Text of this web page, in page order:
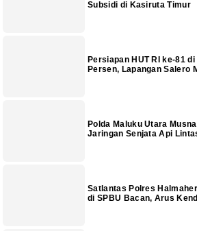
Subsidi di Kasiruta Timur
Persiapan HUT RI ke-81
Persen, Lapangan Salero
Polda Maluku Utara
Jaringan Senjata Api
Satlantas Polres
di SPBU Bacan, Arus